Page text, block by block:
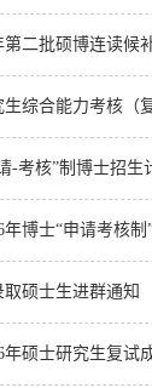
二批硕博连读候
生综合能力考核（
-考核”制博士招生
博士“申请考核
硕士生进群通知
年硕士研究生复试